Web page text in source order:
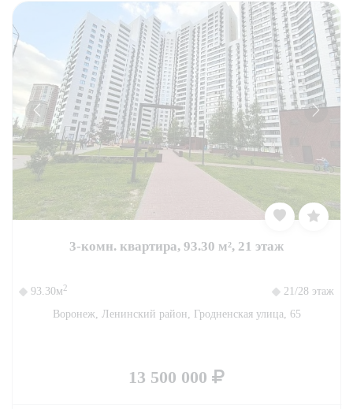
3-комн. квартира, 93.30 м², 21 этаж
93.30м2
21/28 этаж
Воронеж, Ленинский район, Гродненская улица, 65
13 500 000